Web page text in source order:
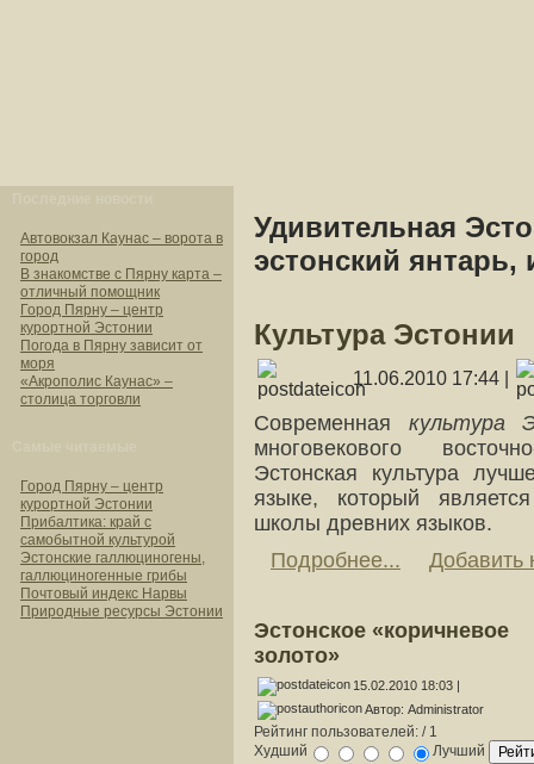
Автовокзал Каунас – ворота в
город
В знакомстве с Пярну карта –
отличный помощник
Город Пярну – центр
курортной Эстонии
Погода в Пярну зависит от
моря
«Акрополис Каунас» –
столица торговли
Город Пярну – центр
курортной Эстонии
Прибалтика: край с
самобытной культурой
Эстонские галлюциногены,
галлюциногенные грибы
Почтовый индекс Нарвы
Природные ресурсы Эстонии
Удивительная
эстонский янтарь,
Культура Эстонии
11.06.2010 17:44 |
Современная культура
многовекового
Эстонская культура
языке, который
школы древних языков.
Подробнее...
Добавить
Эстонское «коричневое
золото»
15.02.2010 18:03 |
Автор: Administrator
Рейтинг пользователей: / 1
Худший
Лучший